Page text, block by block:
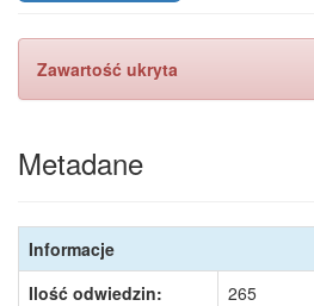
Zawartość ukryta
Metadane
Informacje
Ilość odwiedzin:
265